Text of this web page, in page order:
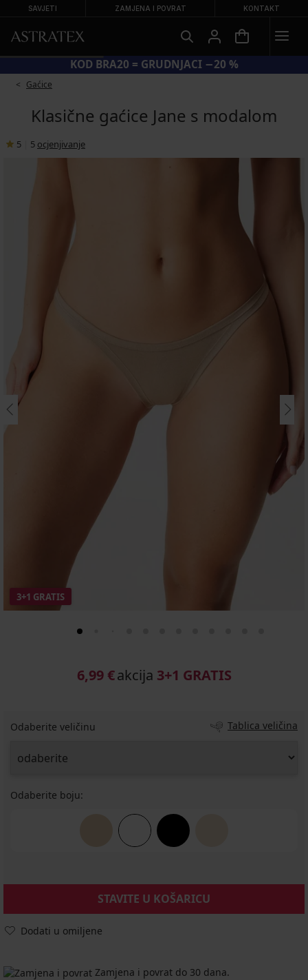
SAVJETI ZAMJENA I POVRAT KONTAKT
KOD BRA20 = GRUDNJACI −20 %
Gaćice
Klasične gaćice Jane s modalom
5 5 ocjenjivanje
3+1 GRATIS
6,99 €akcija 3+1 GRATIS
Odaberite veličinu Tablica veličina
Odaberite boju:
STAVITE U KOŠARICU
Dodati u omiljene
Zamjena i povrat do 30 dana.